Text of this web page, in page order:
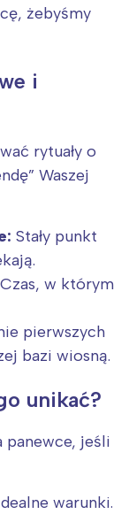
żebyśmy
i
rytuały o
Waszej
Stały punkt
Czas, w którym
pierwszych
bazi wiosną.
unikać?
panewce, jeśli
warunki.